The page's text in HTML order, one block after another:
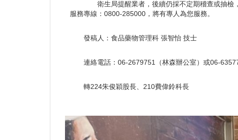
衛生局提醒業者，後續仍採不定期稽查或抽檢
服務專線：0800-285000，將有專人為您服務。
發稿人：食品藥物管理科 張智怡 技士
連絡電話：06-2679751（林森辦公室）或06-
轉224朱俊穎股長、210費偉鈴科長